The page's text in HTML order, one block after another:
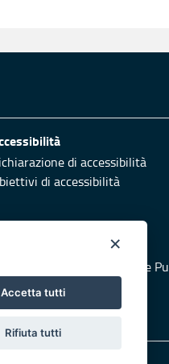
di accessibilità
di accessibilità
Vai al sito di Protezione Civile
×
Accetta tutti
Rifiuta tutti